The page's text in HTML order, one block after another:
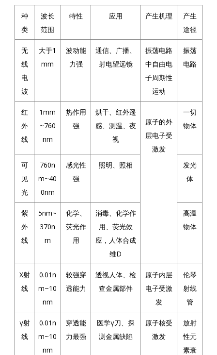
种
类
波长
范围
特性 应用 产生机理
产生
途径
无
线
电
波
大于1
mm
波动能
力强
通信、广播、
射电望远镜
振荡电路
中自由电
子周期性
运动
振荡
电路
红
外
线
1mm
~760
nm
热作用
强
烘干、红外遥
感、测温、夜
视
原子的外
层电子受
激发
一切
物体
可
见
光
760n
m~40
0nm
感光性
强
照明、照相
发光
体
紫
外
线
5nm~
370n
m
化学、
荧光作
用
消毒、化学作
用、荧光效
应，人体合成
维D
高温
物体
X射
线
0.01n
m~10
nm
较强穿
透能力
透视人体、检
查金属部件
原子内层
电子受激
发
伦琴
射线
管
γ射
线
0.01n
m~10
nm
穿透能
力最强
医学γ刀、探
测金属缺陷
原子核受
激发
放射
性元
素衰